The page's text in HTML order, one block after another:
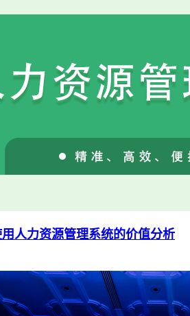
人力资源管理系统的价值分析